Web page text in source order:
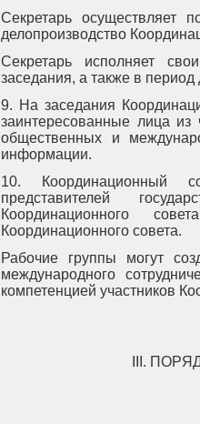
Секретарь осуществляет
делопроизводство
Секретарь исполняет
заседания, а также в
9. На заседания
заинтересованные лица из
общественных и
информации.
10. Координационный
представителей
Координационного
Координационного совета.
Рабочие группы могут
международного
компетенцией участников
III.